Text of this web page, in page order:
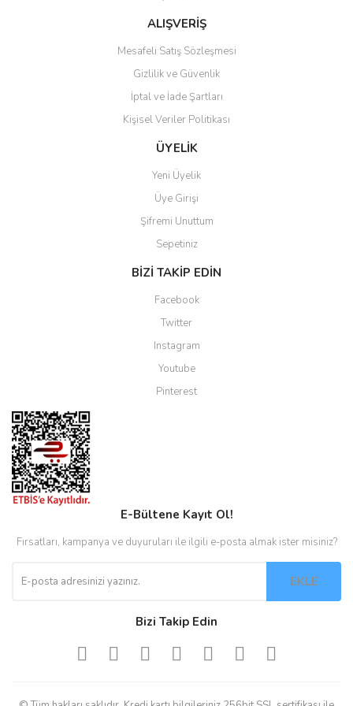
Bu ürüne benzer farklı alternatifler olmalı.
Gönder
ALIŞVERİŞ
Mesafeli Satış Sözleşmesi
Gizlilik ve Güvenlik
İptal ve İade Şartları
Kişisel Veriler Politikası
ÜYELİK
Yeni Üyelik
Üye Girişi
Şifremi Unuttum
Sepetiniz
BİZİ TAKİP EDİN
Facebook
Twitter
Instagram
Youtube
Pinterest
E-Bültene Kayıt Ol!
Fırsatları, kampanya ve duyuruları ile ilgili e-posta almak ister misiniz?
EKLE
Bizi Takip Edin